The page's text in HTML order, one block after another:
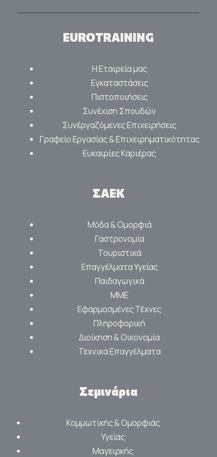
EUROTRAINING
Η Εταιρεία μας
Εγκαταστάσεις
Πιστοποιήσεις
Συνέχιση Σπουδών
Συνέργαζόμενες Επιχειρήσεις
Γραφείο Εργασίας & Επιχειρηματικότητας
Ευκαιρίες Καριέρας
ΣΑΕΚ
Μόδα & Ομορφιά
Γαστρονομία
Τουριστικά
Επαγγέλματα Υγείας
Παιδαγωγικά
ΜΜΕ
Εφαρμοσμένες Τέχνες
Πληροφορική
Διοίκηση & Οικονομία
Τεχνικά Επαγγέλματα
Σεμινάρια
Κομμωτικής & Ομορφιάς
Υγείας
Μαγειρκής